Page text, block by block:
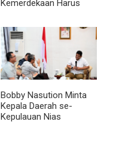
Kemerdekaan Harus
Lewat Peningkatan
Pelayanan Primer
Bobby Nasution Minta
Kepala Daerah se-
Kepulauan Nias